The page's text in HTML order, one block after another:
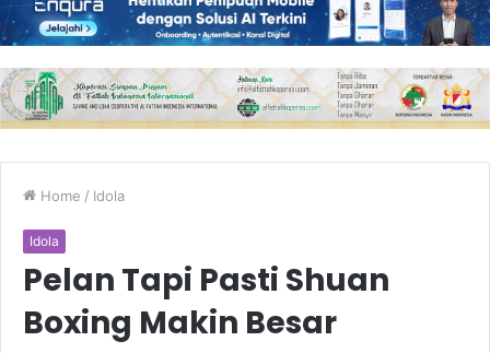
Home / Idola
Idola
Pelan Tapi Pasti Shuan
Boxing Makin Besar